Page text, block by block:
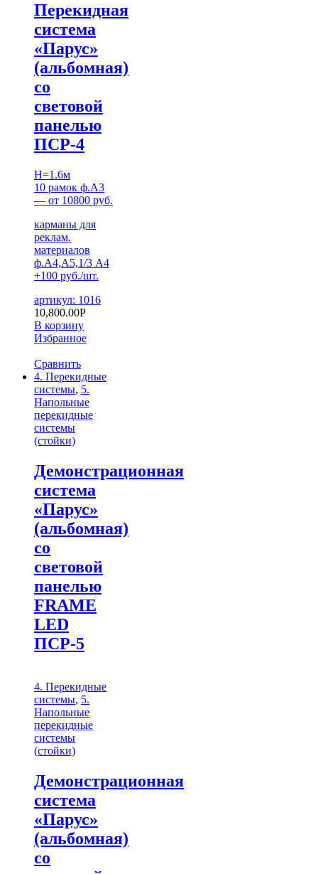
Перекидная
система
«Парус»
(альбомная)
со
световой
панелью
ПСР-4
H=1.6м
10 рамок ф.А3
— от 10800 руб.
карманы для
реклам.
материалов
ф.А4,А5,1/3 А4
+100 руб./шт.
артикул: 1016
10,800.00Р
В корзину
Избранное
Сравнить
4. Перекидные
системы, 5.
Напольные
перекидные
системы
(стойки)
Демонстрационная
система
«Парус»
(альбомная)
со
световой
панелью
FRAME
LED
ПСР-5
4. Перекидные
системы, 5.
Напольные
перекидные
системы
(стойки)
Демонстрационная
система
«Парус»
(альбомная)
со